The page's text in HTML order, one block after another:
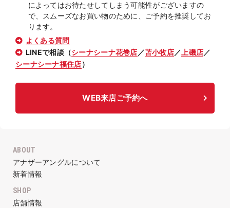
によってはお待たせしてしまう可能性がございますの
で、スムーズなお買い物のために、ご予約を推奨してお
ります。
よくある質問
LINEで相談（シーナシーナ花巻店 ／苫小牧店／ 上磯店／
シーナシーナ福住店）
WEB来店ご予約へ
ABOUT
アナザーアングルについて
新着情報
SHOP
店舗情報